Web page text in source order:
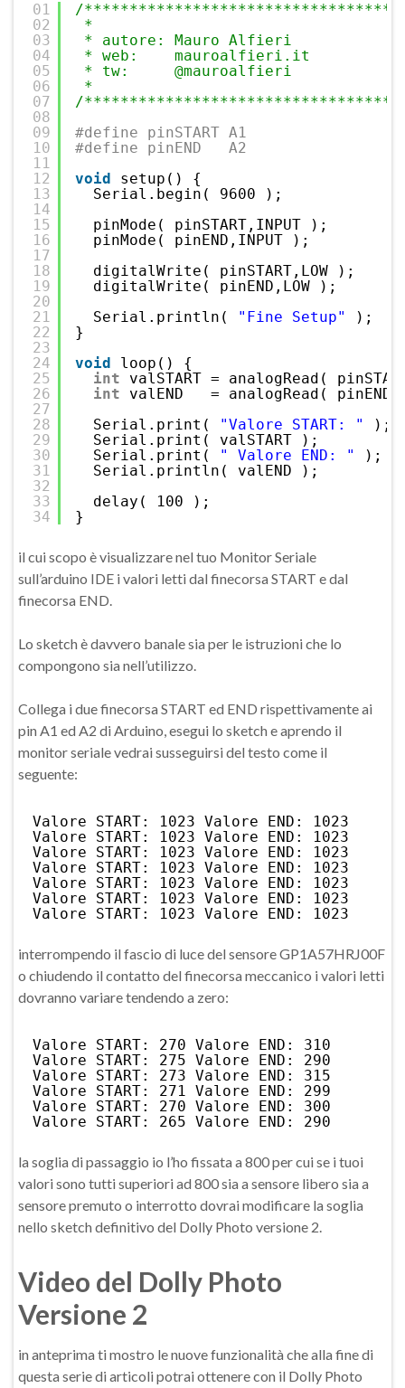
01
02
03
04
05
06
07
08
09
10
11
12
13
14
15
16
17
18
19
20
21
22
23
24
25
26
27
28
29
30
31
32
33
34
/
*
* autore: Mauro Alfieri
* web:    mauroalfieri.it
* tw:     @mauroalfieri
*
/
#define pinSTART A1
#define pinEND   A2
void
setup() {
Serial.begin( 9600 );
pinMode( pinSTART,INPUT );
pinMode( pinEND,INPUT );
digitalWrite( pinSTART,LOW );
digitalWrite( pinEND,LOW );
Serial.println(
"Fine Setup"
);
}
void
loop() {
int
valSTART = analogRead(
int
valEND   = analogRead(
Serial.print(
"Valore START: "
);
Serial.print( valSTART );
Serial.print(
" Valore END: "
);
Serial.println( valEND );
delay( 100 );
}
il cui scopo è visualizzare nel tuo Monitor Seriale
sull’arduino IDE i valori letti dal finecorsa START e dal
finecorsa END.
Lo sketch è davvero banale sia per le istruzioni che lo
compongono sia nell’utilizzo.
Collega i due finecorsa START ed END rispettivamente ai
pin A1 ed A2 di Arduino, esegui lo sketch e aprendo il
monitor seriale vedrai susseguirsi del testo come il
seguente:
Valore START: 1023 Valore END: 1023
Valore START: 1023 Valore END: 1023
Valore START: 1023 Valore END: 1023
Valore START: 1023 Valore END: 1023
Valore START: 1023 Valore END: 1023
Valore START: 1023 Valore END: 1023
Valore START: 1023 Valore END: 1023
interrompendo il fascio di luce del sensore GP1A57HRJ00F
o chiudendo il contatto del finecorsa meccanico i valori letti
dovranno variare tendendo a zero:
Valore START: 270 Valore END: 310
Valore START: 275 Valore END: 290
Valore START: 273 Valore END: 315
Valore START: 271 Valore END: 299
Valore START: 270 Valore END: 300
Valore START: 265 Valore END: 290
la soglia di passaggio io l’ho fissata a 800 per cui se i tuoi
valori sono tutti superiori ad 800 sia a sensore libero sia a
sensore premuto o interrotto dovrai modificare la soglia
nello sketch definitivo del Dolly Photo versione 2.
Video del Dolly Photo
Versione 2
in anteprima ti mostro le nuove funzionalità che alla fine di
questa serie di articoli potrai ottenere con il Dolly Photo